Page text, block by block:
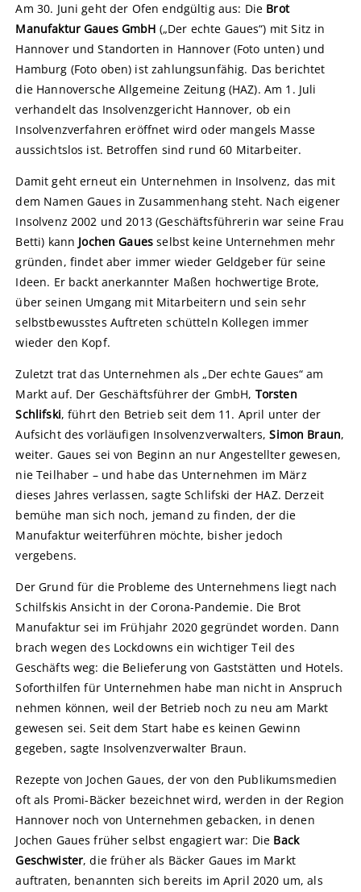
Am 30. Juni geht der Ofen endgültig aus: Die Brot
Manufaktur Gaues GmbH („Der echte Gaues“) mit Sitz in
Hannover und Standorten in Hannover (Foto unten) und
Hamburg (Foto oben) ist zahlungsunfähig. Das berichtet
die Hannoversche Allgemeine Zeitung (HAZ). Am 1. Juli
verhandelt das Insolvenzgericht Hannover, ob ein
Insolvenzverfahren eröffnet wird oder mangels Masse
aussichtslos ist. Betroffen sind rund 60 Mitarbeiter.
Damit geht erneut ein Unternehmen in Insolvenz, das mit
dem Namen Gaues in Zusammenhang steht. Nach eigener
Insolvenz 2002 und 2013 (Geschäftsführerin war seine Frau
Betti) kann Jochen Gaues selbst keine Unternehmen mehr
gründen, findet aber immer wieder Geldgeber für seine
Ideen. Er backt anerkannter Maßen hochwertige Brote,
über seinen Umgang mit Mitarbeitern und sein sehr
selbstbewusstes Auftreten schütteln Kollegen immer
wieder den Kopf.
Zuletzt trat das Unternehmen als „Der echte Gaues“ am
Markt auf. Der Geschäftsführer der GmbH, Torsten
Schlifski, führt den Betrieb seit dem 11. April unter der
Aufsicht des vorläufigen Insolvenzverwalters,Simon Braun,
weiter. Gaues sei von Beginn an nur Angestellter gewesen,
nie Teilhaber – und habe das Unternehmen im März
dieses Jahres verlassen, sagte Schlifski der HAZ. Derzeit
bemühe man sich noch, jemand zu finden, der die
Manufaktur weiterführen möchte, bisher jedoch
vergebens.
Der Grund für die Probleme des Unternehmens liegt nach
Schilfskis Ansicht in der Corona-Pandemie. Die Brot
Manufaktur sei im Frühjahr 2020 gegründet worden. Dann
brach wegen des Lockdowns ein wichtiger Teil des
Geschäfts weg: die Belieferung von Gaststätten und Hotels.
Soforthilfen für Unternehmen habe man nicht in Anspruch
nehmen können, weil der Betrieb noch zu neu am Markt
gewesen sei. Seit dem Start habe es keinen Gewinn
gegeben, sagte Insolvenzverwalter Braun.
Rezepte von Jochen Gaues, der von den Publikumsmedien
oft als Promi-Bäcker bezeichnet wird, werden in der Region
Hannover noch von Unternehmen gebacken, in denen
Jochen Gaues früher selbst engagiert war: Die Back
Geschwister, die früher als Bäcker Gaues im Markt
auftraten, benannten sich bereits im April 2020 um, als